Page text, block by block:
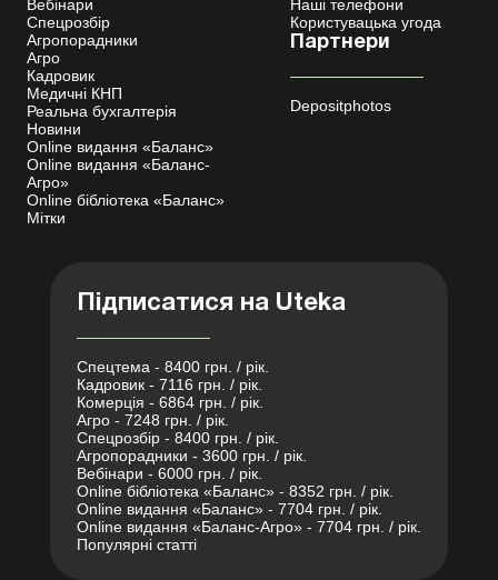
Вебінари
Спецрозбір
Агропорадники
Агро
Кадровик
Медичні КНП
Реальна бухгалтерія
Новини
Online видання «Баланс»
Online видання «Баланс-
Агро»
Online бібліотека «Баланс»
Мітки
Наші телефони
Користувацька угода
Партнери
Depositphotos
Підписатися на Uteka
Спецтема - 8400 грн. / рік.
Кадровик - 7116 грн. / рік.
Комерція - 6864 грн. / рік.
Агро - 7248 грн. / рік.
Спецрозбір - 8400 грн. / рік.
Агропорадники - 3600 грн. / рік.
Вебінари - 6000 грн. / рік.
Online бібліотека «Баланс» - 8352 грн. / рік.
Online видання «Баланс» - 7704 грн. / рік.
Online видання «Баланс-Агро» - 7704 грн. / рік.
Популярні статті